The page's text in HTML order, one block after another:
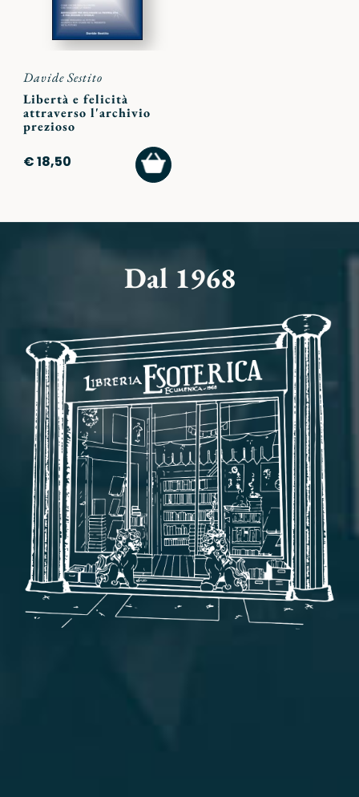
Davide Sestito
Libertà e felicità
attraverso l'archivio
prezioso
€ 18,50
AGGIUNGI
AL
CARRELLO
Dal 1968